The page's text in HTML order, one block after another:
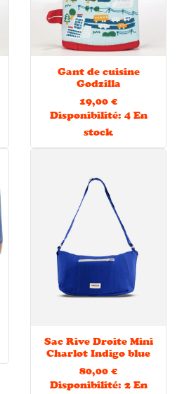
Gant de cuisine
Godzilla
19,00 €
Disponibilité: 4 En
stock
Sac Rive Droite Mini
Charlot Indigo blue
80,00 €
Disponibilité: 2 En